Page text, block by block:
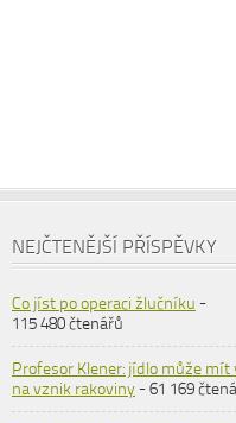
NEJČTENĚJŠÍ PŘÍSPĚVKY
Co jíst po operaci žlučníku -
115 480 čtenářů
Profesor Klener: jídlo může mít
na vznik rakoviny- 61 169